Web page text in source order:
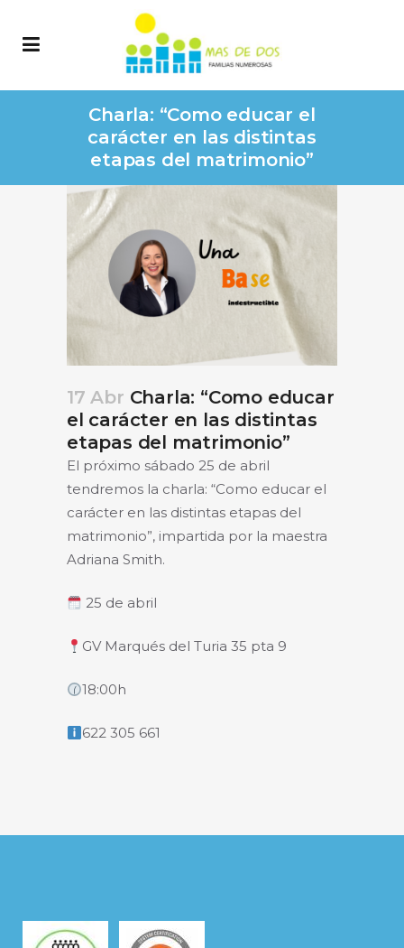
Charla: “Como educar el
carácter en las distintas
etapas del matrimonio”
17 Abr Charla: “Como educar
el carácter en las distintas
etapas del matrimonio”
El próximo sábado 25 de abril
tendremos la charla: “Como educar el
carácter en las distintas etapas del
matrimonio”, impartida por la maestra
Adriana Smith.
25 de abril
GV Marqués del Turia 35 pta 9
18:00h
622 305 661